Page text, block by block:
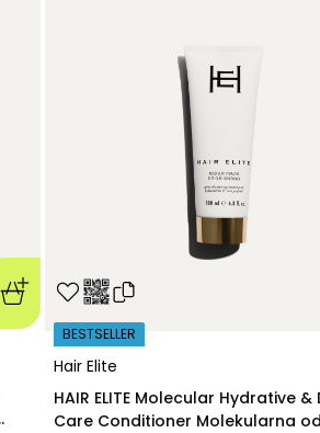
Hair Elite
BESTSELLER
HAIR ELITE Molecular Hydrative &
Care Conditioner Molekularna